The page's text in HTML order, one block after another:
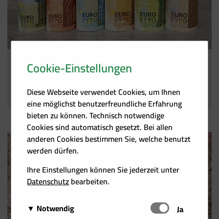
CO2-Zertifikate könnten bis zu 6,6 Mrd. Euro kosten
Bundeskanzler Kurz kündigt weitere Maßnahmen an
03.05.2019
Cookie-Einstellungen
Diese Webseite verwendet Cookies, um Ihnen
eine möglichst benutzerfreundliche Erfahrung
bieten zu können. Technisch notwendige
Cookies sind automatisch gesetzt. Bei allen
anderen Cookies bestimmen Sie, welche benutzt
werden dürfen.
Ihre Einstellungen können Sie jederzeit unter
Datenschutzbearbeiten.
Notwendig
Schalten
Ja